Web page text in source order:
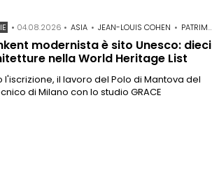
• 04.08.2026 • ASIA • JEAN-LOUIS COHEN • PATRIMONIO DELL'UMANITÀ
modernista è sito Unesco: dieci
nella World Heritage List
l'iscrizione, il lavoro del Polo di Mantova del
di Milano con lo studio GRACE